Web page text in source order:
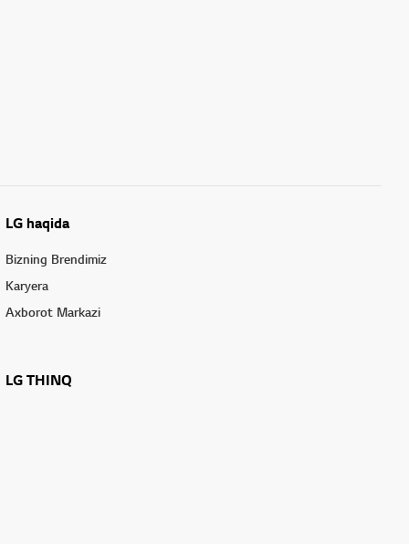
LG haqida
Bizning Brendimiz
Karyera
Axborot Markazi
LG THINQ